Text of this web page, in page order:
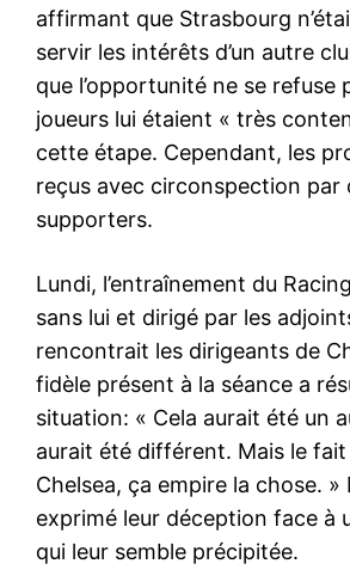
affirmant que Strasbourg
servir les intérêts d’un autre
que l’opportunité ne se refuse
joueurs lui étaient « très
cette étape. Cependant, les
reçus avec circonspection par
supporters.
Lundi, l’entraînement du
sans lui et dirigé par les
rencontrait les dirigeants de
fidèle présent à la séance a
situation: « Cela aurait été un
aurait été différent. Mais le
Chelsea, ça empire la chose. »
exprimé leur déception face à
qui leur semble précipitée.